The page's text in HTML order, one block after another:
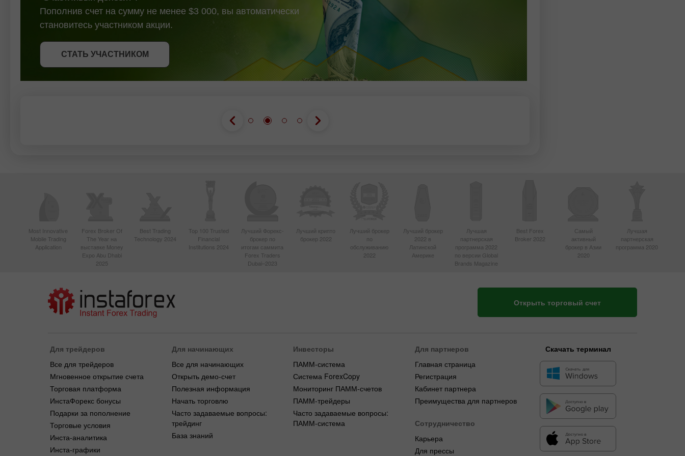
СТАТЬ УЧАСТНИКОМ
Пополнив счет на сумму не менее $3 000, вы автоматически
становитесь участником акции.
СТАТЬ УЧАСТНИКОМ
ПОЛУЧИТЬ БОНУС
Most Innovative
Mobile Trading
Application
Forex Broker Of
The Year на
выставке Money
Expo Abu Dhabi
2025
Best Trading
Technology 2024
Top 100 Trusted
Financial
Institutions 2024
Лучший Форекс-
брокер по
итогам саммита
Forex Traders
Dubai–2023
Лучший крипто
брокер 2022
Лучший брокер
по
обслуживанию
2022
Лучший брокер
2022 в
Латинской
Америке
Лучшая
партнерская
программа 2022
по версии Global
Brands Magazine
Best Forex
Broker 2022
Самый
активный
брокер в Азии
2020
Лучшая
партнерская
программа 2020
Открыть торговый счет
Для трейдеров
Все для трейдеров
Мгновенное открытие счета
Торговая платформа
ИнстаФорекс бонусы
Подарки за пополнение
Торговые условия
Инста-аналитика
Инста-графики
Для начинающих
Все для начинающих
Открыть демо-счет
Полезная информация
Начать торговлю
Часто задаваемые вопросы:
трейдинг
База знаний
Инвесторы
ПАММ-система
Система ForexCopy
Мониторинг ПАММ-счетов
ПАММ-трейдеры
Часто задаваемые вопросы:
ПАММ-система
Для партнеров
Главная страница
Регистрация
Кабинет партнера
Преимущества для партнеров
Сотрудничество
Карьера
Для прессы
Скачать терминал